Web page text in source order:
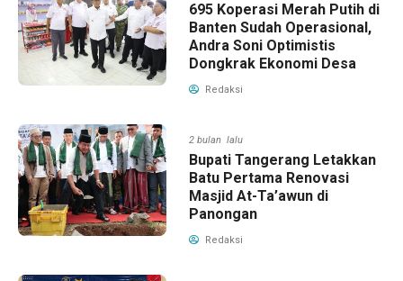
695 Koperasi Merah Putih di
Banten Sudah Operasional,
Andra Soni Optimistis
Dongkrak Ekonomi Desa
Redaksi
2 bulan lalu
Bupati Tangerang Letakkan
Batu Pertama Renovasi
Masjid At-Ta’awun di
Panongan
Redaksi